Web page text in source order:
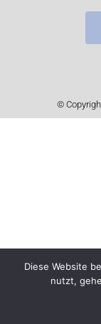
©
Diese Website
nutzt,